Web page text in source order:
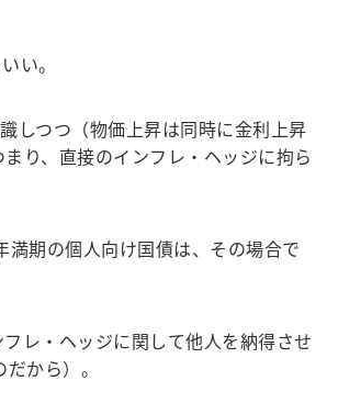
い。
しつつ（物価上昇は同時に金利上昇
り、直接のインフレ・ヘッジに拘ら
期の個人向け国債は、その場合で
レ・ヘッジに関して他人を納得させ
から）。